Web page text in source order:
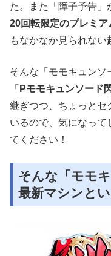
た。また「障子予告」
20回転限定のプレミア
もなかなか見られない
そんな「モモキュンソ
「 Pモモキュンソード
継ぎつつ、ちょっとセ
いるので、気になって
てください！
そんな「モモ
最新マシンと